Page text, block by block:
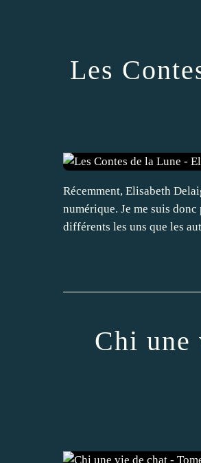
Les
Récemment, Elisabeth
numérique. Je me suis
différents les uns que les
Chi une